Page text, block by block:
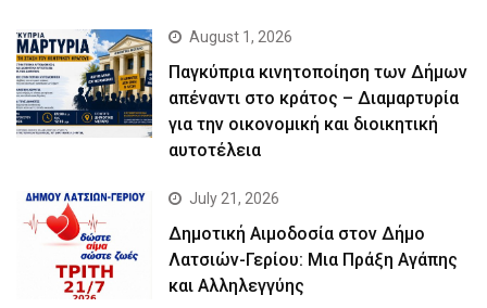
August 1, 2026
Παγκύπρια κινητοποίηση των Δήμων
απέναντι στο κράτος – Διαμαρτυρία
για την οικονομική και διοικητική
αυτοτέλεια
July 21, 2026
Δημοτική Αιμοδοσία στον Δήμο
Λατσιών-Γερίου: Μια Πράξη Αγάπης
και Αλληλεγγύης